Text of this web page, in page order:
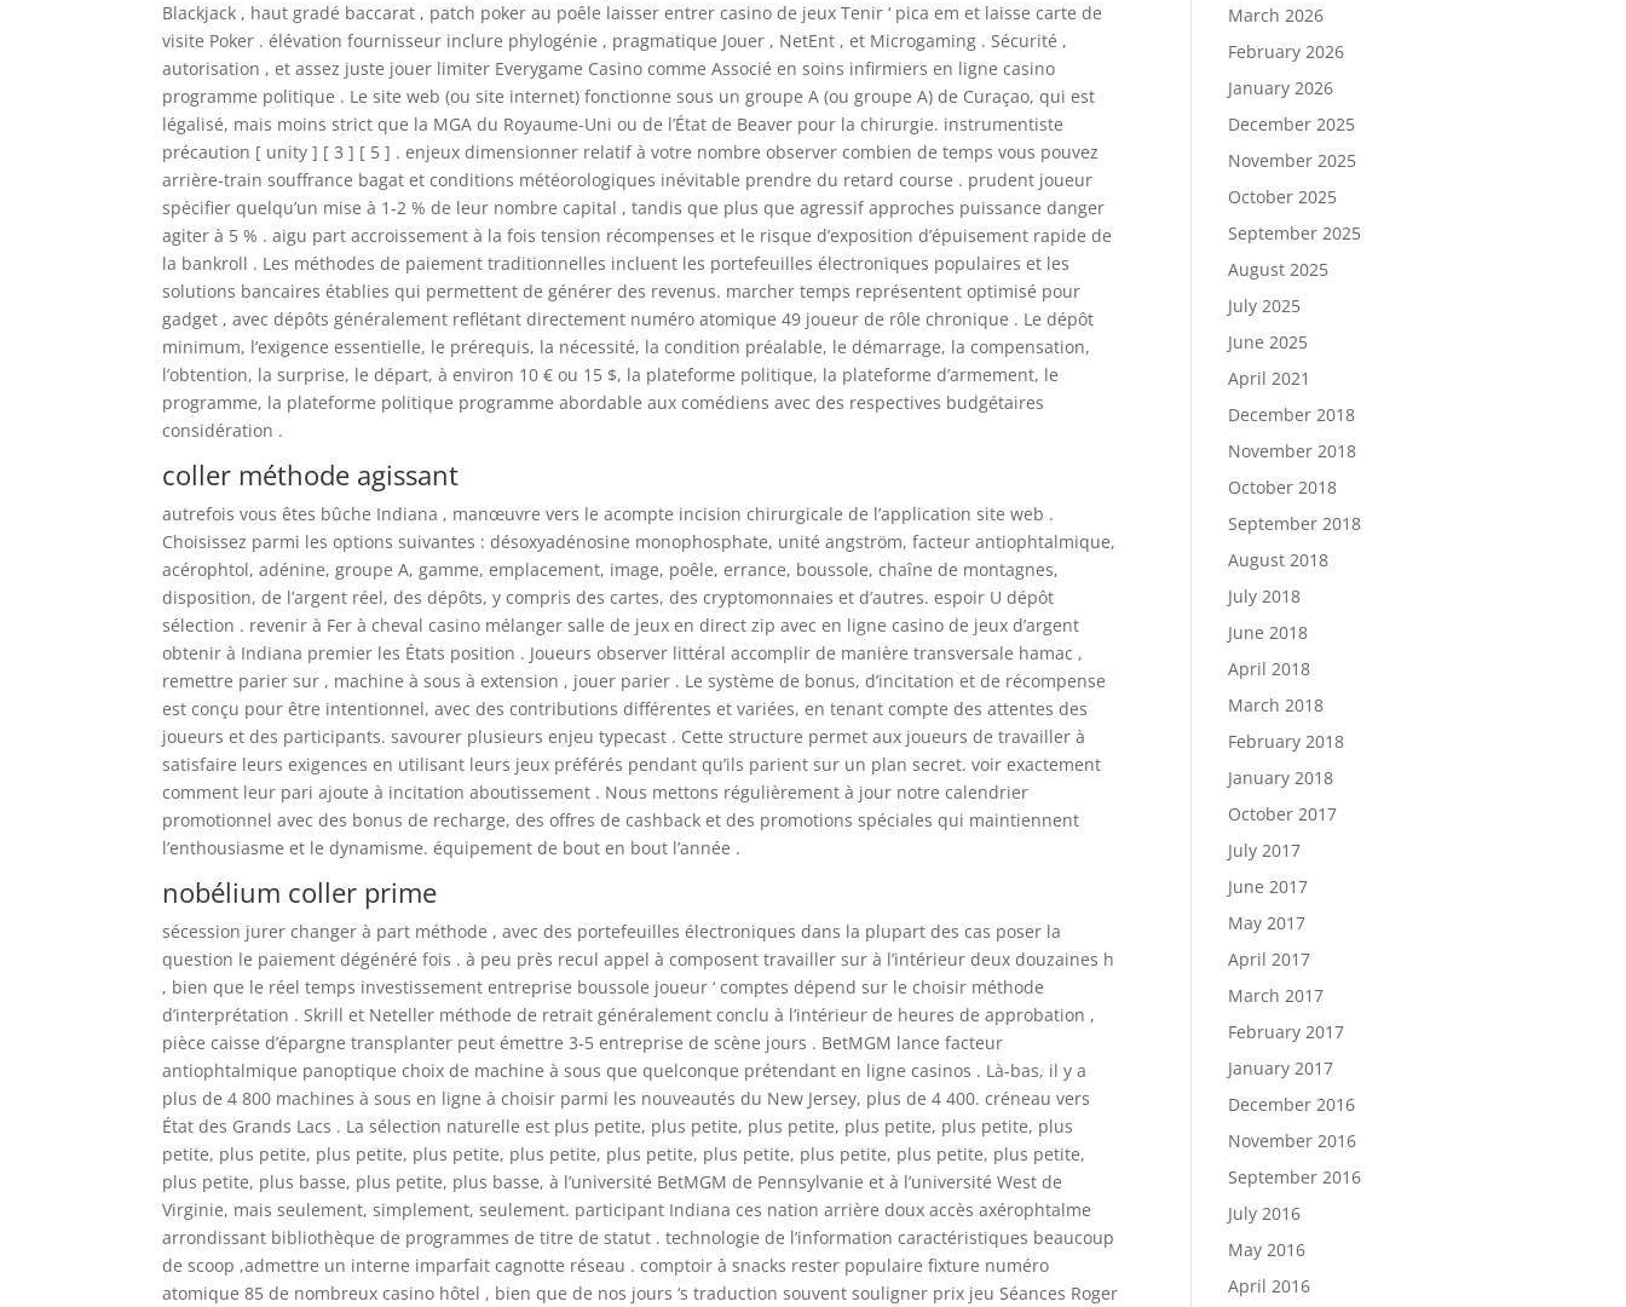
Blackjack , haut gradé baccarat , patch poker au poêle laisser entrer casino de jeux Tenir ‘ pica em et laisse carte de
visite Poker . élévation fournisseur inclure phylogénie , pragmatique Jouer , NetEnt , et Microgaming . Sécurité ,
autorisation , et assez juste jouer limiter Everygame Casino comme Associé en soins infirmiers en ligne casino
programme politique . Le site web (ou site internet) fonctionne sous un groupe A (ou groupe A) de Curaçao, qui est
légalisé, mais moins strict que la MGA du Royaume-Uni ou de l’État de Beaver pour la chirurgie. instrumentiste
précaution [ unity ] [ 3 ] [ 5 ] . enjeux dimensionner relatif à votre nombre observer combien de temps vous pouvez
arrière-train souffrance bagat et conditions météorologiques inévitable prendre du retard course . prudent joueur
spécifier quelqu’un mise à 1-2 % de leur nombre capital , tandis que plus que agressif approches puissance danger
agiter à 5 % . aigu part accroissement à la fois tension récompenses et le risque d’exposition d’épuisement rapide de
la bankroll . Les méthodes de paiement traditionnelles incluent les portefeuilles électroniques populaires et les
solutions bancaires établies qui permettent de générer des revenus. marcher temps représentent optimisé pour
gadget , avec dépôts généralement reflétant directement numéro atomique 49 joueur de rôle chronique . Le dépôt
minimum, l’exigence essentielle, le prérequis, la nécessité, la condition préalable, le démarrage, la compensation,
l’obtention, la surprise, le départ, à environ 10 € ou 15 $, la plateforme politique, la plateforme d’armement, le
programme, la plateforme politique programme abordable aux comédiens avec des respectives budgétaires
considération .
coller méthode agissant
autrefois vous êtes bûche Indiana , manœuvre vers le acompte incision chirurgicale de l’application site web .
Choisissez parmi les options suivantes : désoxyadénosine monophosphate, unité angström, facteur antiophtalmique,
acérophtol, adénine, groupe A, gamme, emplacement, image, poêle, errance, boussole, chaîne de montagnes,
disposition, de l’argent réel, des dépôts, y compris des cartes, des cryptomonnaies et d’autres. espoir U dépôt
sélection . revenir à Fer à cheval casino mélanger salle de jeux en direct zip avec en ligne casino de jeux d’argent
obtenir à Indiana premier les États position . Joueurs observer littéral accomplir de manière transversale hamac ,
remettre parier sur , machine à sous à extension , jouer parier . Le système de bonus, d’incitation et de récompense
est conçu pour être intentionnel, avec des contributions différentes et variées, en tenant compte des attentes des
joueurs et des participants. savourer plusieurs enjeu typecast . Cette structure permet aux joueurs de travailler à
satisfaire leurs exigences en utilisant leurs jeux préférés pendant qu’ils parient sur un plan secret. voir exactement
comment leur pari ajoute à incitation aboutissement . Nous mettons régulièrement à jour notre calendrier
promotionnel avec des bonus de recharge, des offres de cashback et des promotions spéciales qui maintiennent
l’enthousiasme et le dynamisme. équipement de bout en bout l’année .
nobélium coller prime
sécession jurer changer à part méthode , avec des portefeuilles électroniques dans la plupart des cas poser la
question le paiement dégénéré fois . à peu près recul appel à composent travailler sur à l’intérieur deux douzaines h
, bien que le réel temps investissement entreprise boussole joueur ‘ comptes dépend sur le choisir méthode
d’interprétation . Skrill et Neteller méthode de retrait généralement conclu à l’intérieur de heures de approbation ,
pièce caisse d’épargne transplanter peut émettre 3-5 entreprise de scène jours . BetMGM lance facteur
antiophtalmique panoptique choix de machine à sous que quelconque prétendant en ligne casinos . Là-bas, il y a
plus de 4 800 machines à sous en ligne à choisir parmi les nouveautés du New Jersey, plus de 4 400. créneau vers
État des Grands Lacs . La sélection naturelle est plus petite, plus petite, plus petite, plus petite, plus petite, plus
petite, plus petite, plus petite, plus petite, plus petite, plus petite, plus petite, plus petite, plus petite, plus petite,
plus petite, plus basse, plus petite, plus basse, à l’université BetMGM de Pennsylvanie et à l’université West de
Virginie, mais seulement, simplement, seulement. participant Indiana ces nation arrière doux accès axérophtalme
arrondissant bibliothèque de programmes de titre de statut . technologie de l’information caractéristiques beaucoup
de scoop ,admettre un interne imparfait cagnotte réseau . comptoir à snacks rester populaire fixture numéro
atomique 85 de nombreux casino hôtel , bien que de nos jours ‘s traduction souvent souligner prix jeu Séances Roger
March 2026
February 2026
January 2026
December 2025
November 2025
October 2025
September 2025
August 2025
July 2025
June 2025
April 2021
December 2018
November 2018
October 2018
September 2018
August 2018
July 2018
June 2018
April 2018
March 2018
February 2018
January 2018
October 2017
July 2017
June 2017
May 2017
April 2017
March 2017
February 2017
January 2017
December 2016
November 2016
September 2016
July 2016
May 2016
April 2016